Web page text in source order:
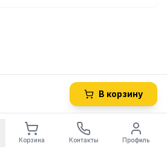
В корзину
Корзина Контакты Профиль